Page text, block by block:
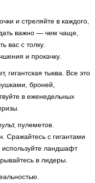
и стреляйте в каждого,
важно — чем чаще,
вас с толку.
и прокачку.
гигантская тыква. Все это
броней,
в еженедельных
пулеметов.
Сражайтесь с гигантами
ландшафт
в лидеры.